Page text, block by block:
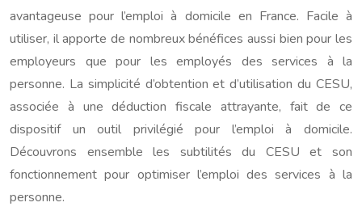
avantageuse pour l’emploi à domicile en France. Facile à
utiliser, il apporte de nombreux bénéfices aussi bien pour les
employeurs que pour les employés des services à la
personne. La simplicité d’obtention et d’utilisation du CESU,
associée à une déduction fiscale attrayante, fait de ce
dispositif un outil privilégié pour l’emploi à domicile.
Découvrons ensemble les subtilités du CESU et son
fonctionnement pour optimiser l’emploi des services à la
personne.